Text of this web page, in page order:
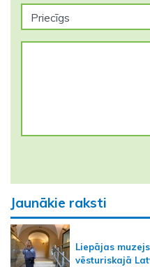
Jaunākie raksti
Liepājas
vēsturiskajā